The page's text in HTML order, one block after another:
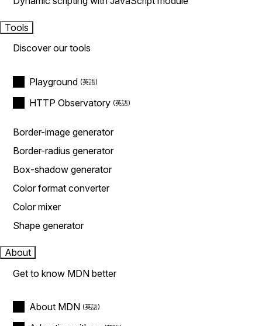
Tools
Discover our tools
Playground
HTTP Observatory
Border-image generator
Border-radius generator
Box-shadow generator
Color format converter
Color mixer
Shape generator
About
Get to know MDN better
About MDN